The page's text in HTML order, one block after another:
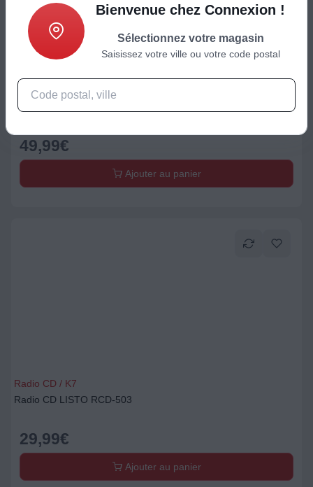
Radio CD / K7
Radio CD ESSENTIELB Rumba Noir
49,99€
Ajouter au panier
Radio CD / K7
Radio CD LISTO RCD-503
29,99€
Ajouter au panier
Bienvenue chez Connexion !
Sélectionnez votre magasin
Saisissez votre ville ou votre code postal